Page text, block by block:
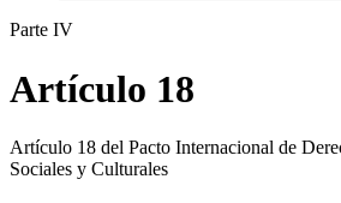
Parte IV
Artículo 18
Artículo 18 del Pacto Internacional de
Sociales y Culturales